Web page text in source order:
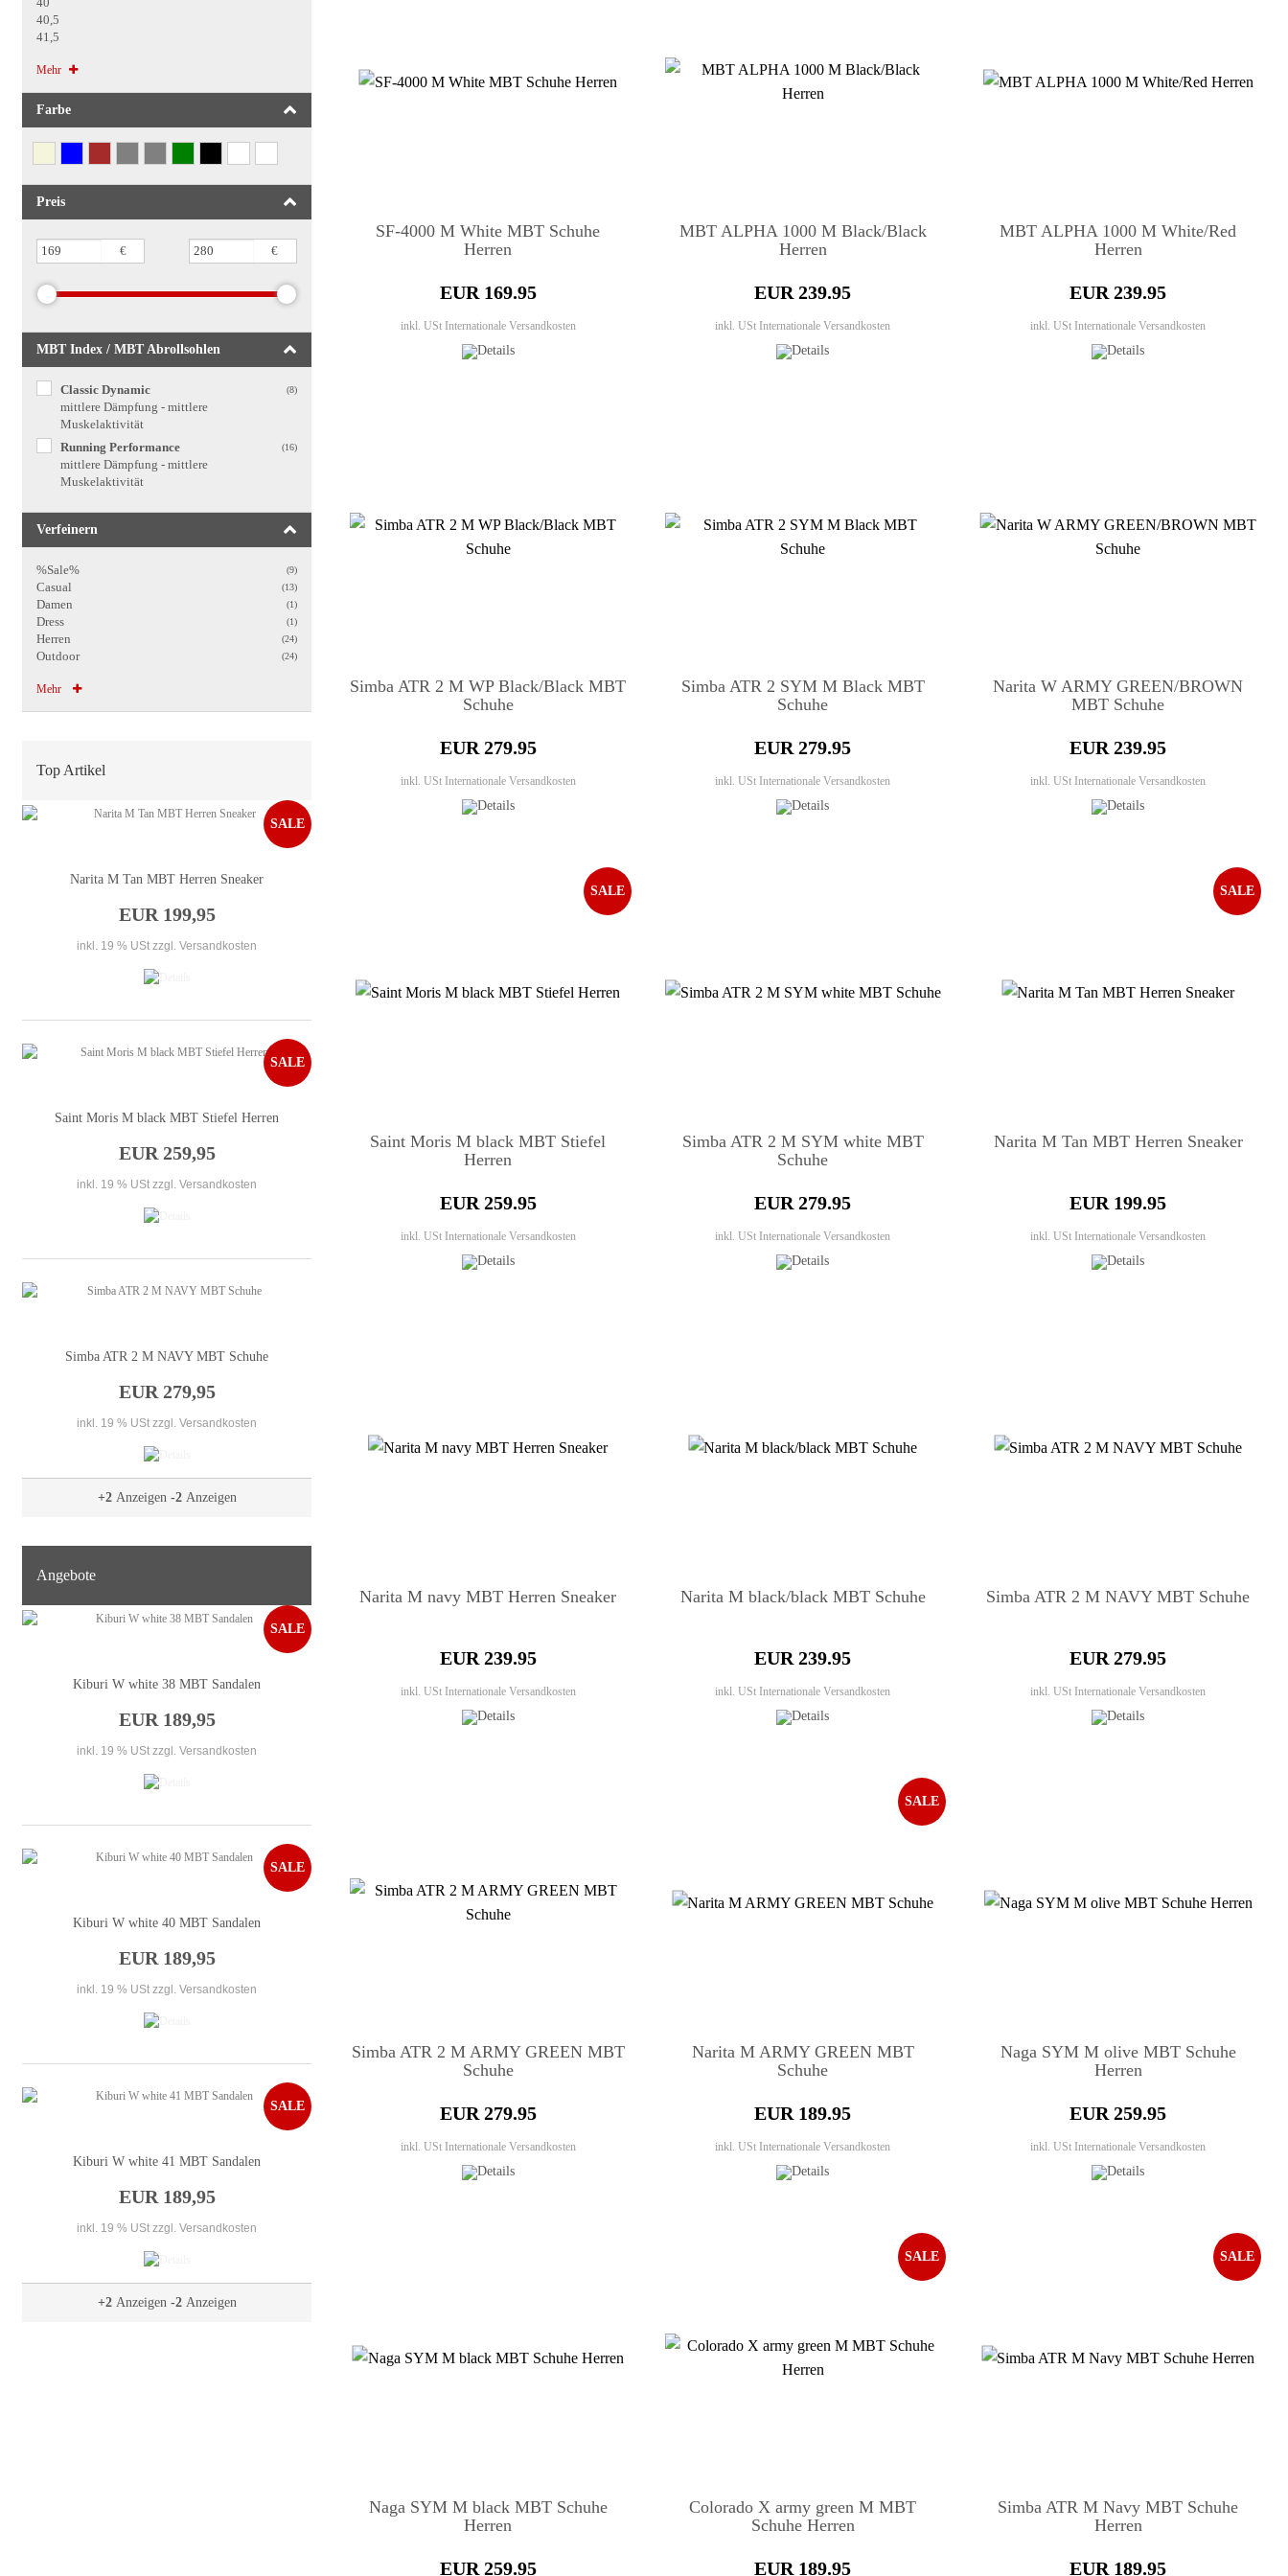
40,5
41,5
Mehr
Farbe
Preis
€ €
MBT Index / MBT Abrollsohlen
(8)
Classic Dynamic
mittlere Dämpfung - mittlere
Muskelaktivität
(16)
Running Performance
mittlere Dämpfung - mittlere
Muskelaktivität
Verfeinern
(9)
%Sale%
(13)
Casual
(1)
Damen
(1)
Dress
(24)
Herren
(24)
Outdoor
Mehr
Top Artikel
Narita M Tan MBT Herren Sneaker
EUR 199,95
inkl. 19 % USt zzgl. Versandkosten
SALE
Saint Moris M black MBT Stiefel Herren
EUR 259,95
inkl. 19 % USt zzgl. Versandkosten
SALE
Simba ATR 2 M NAVY MBT Schuhe
EUR 279,95
inkl. 19 % USt zzgl. Versandkosten
+2Anzeigen -2Anzeigen
Angebote
Kiburi W white 38 MBT Sandalen
EUR 189,95
inkl. 19 % USt zzgl. Versandkosten
SALE
Kiburi W white 40 MBT Sandalen
EUR 189,95
inkl. 19 % USt zzgl. Versandkosten
SALE
Kiburi W white 41 MBT Sandalen
EUR 189,95
inkl. 19 % USt zzgl. Versandkosten
SALE
+2Anzeigen -2Anzeigen
SF-4000 M White MBT Schuhe
Herren
EUR 169.95
inkl. USt Internationale Versandkosten
MBT ALPHA 1000 M Black/Black
Herren
EUR 239.95
inkl. USt Internationale Versandkosten
MBT ALPHA 1000 M White/Red
Herren
EUR 239.95
inkl. USt Internationale Versandkosten
Simba ATR 2 M WP Black/Black MBT
Schuhe
EUR 279.95
inkl. USt Internationale Versandkosten
Simba ATR 2 SYM M Black MBT
Schuhe
EUR 279.95
inkl. USt Internationale Versandkosten
Narita W ARMY GREEN/BROWN
MBT Schuhe
EUR 239.95
inkl. USt Internationale Versandkosten
Saint Moris M black MBT Stiefel
Herren
EUR 259.95
inkl. USt Internationale Versandkosten
SALE
Simba ATR 2 M SYM white MBT
Schuhe
EUR 279.95
inkl. USt Internationale Versandkosten
Narita M Tan MBT Herren Sneaker
EUR 199.95
inkl. USt Internationale Versandkosten
SALE
Narita M navy MBT Herren Sneaker
EUR 239.95
inkl. USt Internationale Versandkosten
Narita M black/black MBT Schuhe
EUR 239.95
inkl. USt Internationale Versandkosten
Simba ATR 2 M NAVY MBT Schuhe
EUR 279.95
inkl. USt Internationale Versandkosten
Simba ATR 2 M ARMY GREEN MBT
Schuhe
EUR 279.95
inkl. USt Internationale Versandkosten
Narita M ARMY GREEN MBT
Schuhe
EUR 189.95
inkl. USt Internationale Versandkosten
SALE
Naga SYM M olive MBT Schuhe
Herren
EUR 259.95
inkl. USt Internationale Versandkosten
Naga SYM M black MBT Schuhe
Herren
EUR 259.95
Colorado X army green M MBT
Schuhe Herren
EUR 189.95
SALE
Simba ATR M Navy MBT Schuhe
Herren
EUR 189.95
SALE